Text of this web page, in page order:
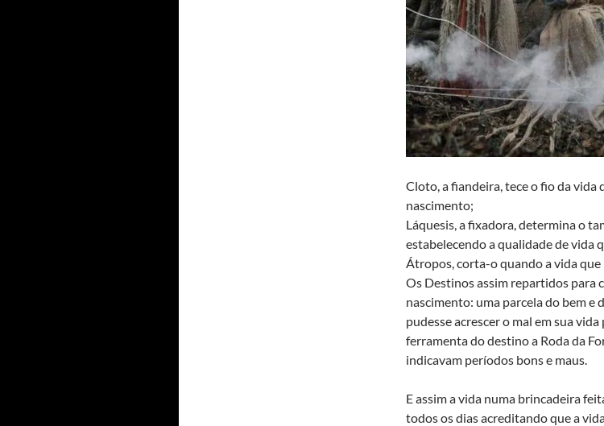
Cloto, a fiandeira, tece o fio da vida
nascimento;
Láquesis, a fixadora, determina o
estabelecendo a qualidade de vida
Átropos, corta-o quando a vida que
Os Destinos assim repartidos para
nascimento: uma parcela do bem e
pudesse acrescer o mal em sua
ferramenta do destino a Roda da
indicavam períodos bons e maus.
E assim a vida numa brincadeira
todos os dias acreditando que a